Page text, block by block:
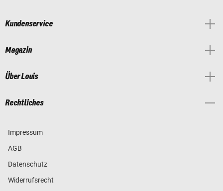
Kundenservice
Magazin
Über Louis
Rechtliches
Impressum
AGB
Datenschutz
Widerrufsrecht